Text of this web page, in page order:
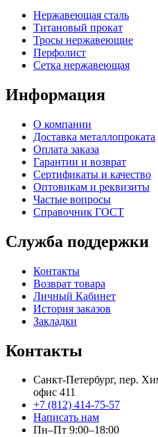
Нержавеющая сталь
Титановый прокат
Тросы нержавеющие
Перфолист
Сетка нержавеющая
Информация
О компании
Доставка металлопроката
Оплата заказа
Гарантии и возврат
Сертификаты и качество
Оптовикам и реквизиты
Частые вопросы
Справочник ГОСТ
Служба поддержки
Контакты
Возврат товара
Личный Кабинет
История заказов
Закладки
Контакты
Санкт-Петербург, пер.
офис 411
+7 (812) 414-75-57
Написать нам
Пн–Пт 9:00–18:00